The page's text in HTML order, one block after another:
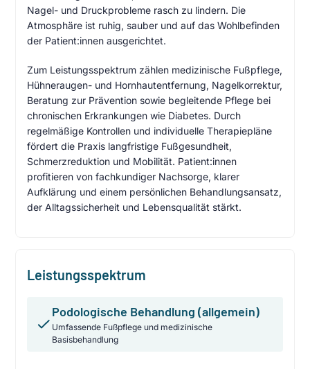
Nagel- und Druckprobleme rasch zu lindern. Die
Atmosphäre ist ruhig, sauber und auf das Wohlbefinden
der Patient:innen ausgerichtet.
Zum Leistungsspektrum zählen medizinische Fußpflege,
Hühneraugen- und Hornhautentfernung, Nagelkorrektur,
Beratung zur Prävention sowie begleitende Pflege bei
chronischen Erkrankungen wie Diabetes. Durch
regelmäßige Kontrollen und individuelle Therapiepläne
fördert die Praxis langfristige Fußgesundheit,
Schmerzreduktion und Mobilität. Patient:innen
profitieren von fachkundiger Nachsorge, klarer
Aufklärung und einem persönlichen Behandlungsansatz,
der Alltagssicherheit und Lebensqualität stärkt.
Leistungsspektrum
Podologische Behandlung (allgemein)
Umfassende Fußpflege und medizinische
Basisbehandlung